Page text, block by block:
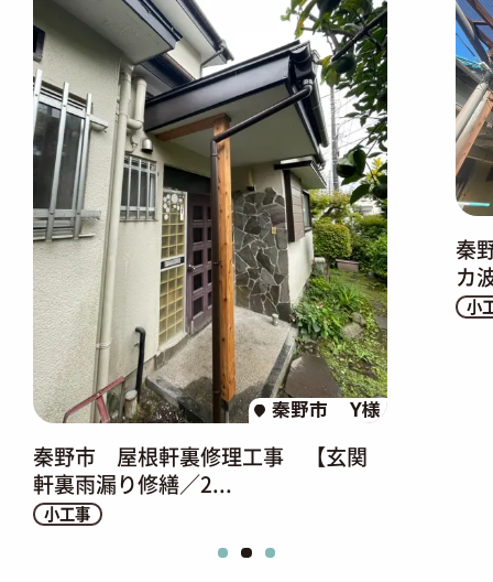
秦野市 Y様
秦野市 屋根軒裏修理工事 【玄関
軒裏雨漏り修繕／2...
小工事
秦
カ
小